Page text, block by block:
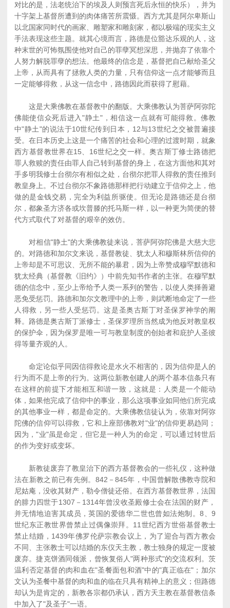
对比的是，法老统治下的埃及人则预言死后永恒的快乐），并为
十字架上基督所遭到的肉体痛苦所震慑。西方尤其是阿尔卑斯山
以北国家同时代的画家、雕塑家和雕刻家，都以极端的现实主义
手法表现这些主题。就其心境而言，路德是位豁达乐观的人，这
种末世的可怖氛围使他对自己的罪孽冥想深思，并抛弃了依靠个
人努力解脱罪孽的想法。他最终的信念是，基督把自己献给圣父
上帝，从而具有了拯救人类的力量，只有信仰这一点才能够而且
一定能够得救，从这一信念中，路德因此而获得了慰藉。
这是大乘佛教在基督教中的翻版。大乘佛教认为菩萨阿弥陀
佛能使信众死后进入"静土"，相信这一点就有可能得救。佛教
中"静土"的说法于10世纪传到日本，12与13世纪之交被普遍接
受。在日本历史上这是一个痛苦的社会和心理的过渡时期，就象
西方基督教世界在15、16世纪之交一样。奥古斯丁修士路德把
罪人救赎的责任由罪人自己转到基督的身上，在这方面他和其对
手多明我修士台彻尔有相似之处，台彻尔把罪人得救的责任推到
教皇身上。不过台彻尔不象路德那样把行动建立于信仰之上，他
做的是金钱交易，完全为利益所驱使。但无论是路德还是台彻
尔，都象圣方济各或坎普滕的托马斯一样，以一种更为简便的替
代方式取代了对基督的艰辛的效仿。
对相信"静土"的大乘佛教徒来说，菩萨阿弥陀佛是大慈大悲
的。对路德和加尔文来说，基督教徒、犹太人和穆斯林所信仰的
上帝却是不可思议、无所不能的暴君，因为上帝赞成穆罕默德和
犹太经典（基督教《旧约》）中前先知书作者的主张。在穆罕默
德的信念中，至少上帝给予人类一系列的警告，以使人类择善避
恶免受惩罚。路德和加尔文教理中的上帝，则武断地命定了一些
人得救，另一些人受惩罚。这是圣奥古斯丁对圣保罗神学的阐
释。路德是奥古斯丁派修士，圣保罗理所当然成为他反对教皇权
的保护伞，因为保罗是唯一可与教皇制度的创始者和庇护人圣彼
得等量齐观的人。
命定论似乎同因信得救论是水火不相害的，因为信仰是人的
行为而不是上帝的行为。这两位新教创建人的两个基本信条只有
在这样的前提下才能相互和谐一致，这就是：人类是一个能动
体，如果他完成了信仰中的事业，那么这项事业如同他们所完成
的其他事业一样，都是命定的。大乘佛教信徒认为，依靠对阿弥
陀佛的信仰可以得救，它和上座部佛教对"业"的信仰更易趋同；
因为，"业"虽是命定，但它是一种人为的命定，可以通过转世后
的作为变好或变坏。
新教徒废弃了教皇治下的西方基督教会的一些礼仪，这种做
法在新教之前已有先例。842－845年，中国曾解散佛教寺院和
尼姑庵，没收其财产，勒令僧徒还俗。在西方基督教世界，法国
的腓力四世于1307－1314年曾没收圣殿修士会在法国的财产，
并无情地迫害其成员，英国的爱德华二世也曾如法炮制。8、9
世纪东正教世界曾禁止过偶像崇拜。11世纪西方世俗基督教士
禁止结婚，1439年佛罗伦萨宗教会议上，为了迎合与西方教会
不同、主张教士可以结婚的东仪天主教，教士独身的规定一度被
废弃。捷克饼酒同领派，曾恢复俗人"两种形式"的交流权利。茨
温利否定基督的肉和血在"圣餐面包和酒"中的"真正临在"；加尔
文认为圣餐中基督的肉和血的临在只具有精神上的意义；但路德
却认为是肯定的，新教各宗都仍承认，西方天主教在基督教信条
中加入了"及圣子"一语。